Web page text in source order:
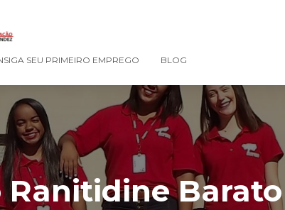
SEU PRIMEIRO EMPREGO BLOG
Ranitidine Barato